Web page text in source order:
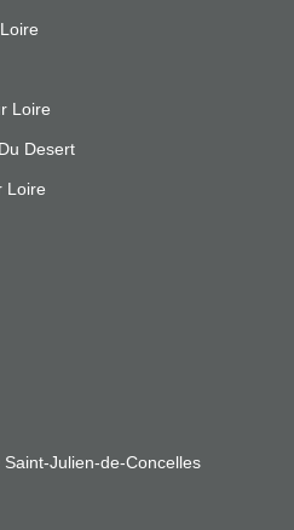
Loire
Desert
Loire
Julien-de-Concelles